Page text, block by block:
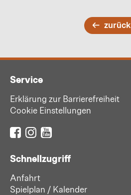
zurück
Service
Erklärung zur Barrierefreiheit
Cookie Einstellungen
Schnellzugriff
Anfahrt
Spielplan / Kalender